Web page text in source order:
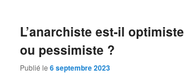
L’anarchiste est-il optimiste
ou pessimiste ?
Publié le6 septembre 2023